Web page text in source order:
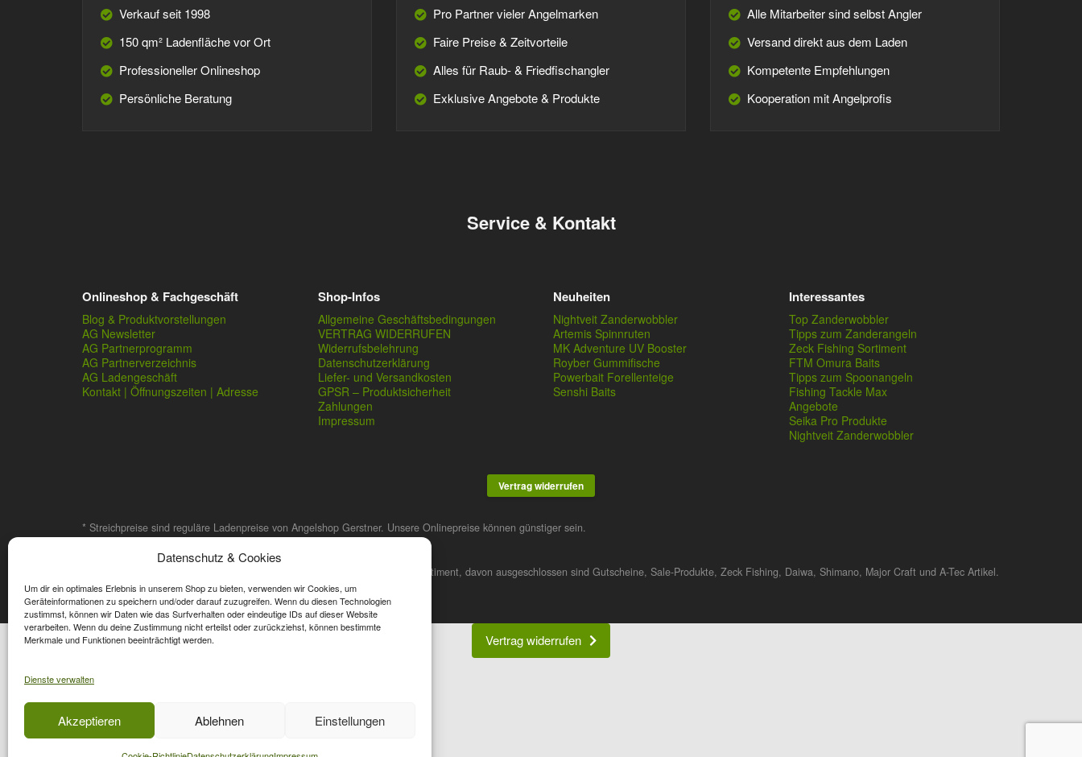
Datenschutz & Cookies
Um dir ein optimales Erlebnis in unserem Shop zu bieten, verwenden wir Cookies, um
Geräteinformationen zu speichern und/oder darauf zuzugreifen. Wenn du diesen Technologien
zustimmst, können wir Daten wie das Surfverhalten oder eindeutige IDs auf dieser Website
verarbeiten. Wenn du deine Zustimmung nicht erteilst oder zurückziehst, können bestimmte
Merkmale und Funktionen beeinträchtigt werden.
Dienste verwalten
Akzeptieren Ablehnen Einstellungen
Verkauf seit 1998
150 qm² Ladenfläche vor Ort
Professioneller Onlineshop
Persönliche Beratung
Pro Partner vieler Angelmarken
Faire Preise & Zeitvorteile
Alles für Raub- & Friedfischangler
Exklusive Angebote & Produkte
Alle Mitarbeiter sind selbst Angler
Versand direkt aus dem Laden
Kompetente Empfehlungen
Kooperation mit Angelprofis
Service & Kontakt
Onlineshop & Fachgeschäft
Blog & Produktvorstellungen
AG Newsletter
AG Partnerprogramm
AG Partnerverzeichnis
AG Ladengeschäft
Kontakt | Öffnungszeiten | Adresse
Shop-Infos
Allgemeine Geschäftsbedingungen
VERTRAG WIDERRUFEN
Widerrufsbelehrung
Datenschutzerklärung
Liefer- und Versandkosten
GPSR – Produktsicherheit
Zahlungen
Impressum
Neuheiten
Nightveit Zanderwobbler
Artemis Spinnruten
MK Adventure UV Booster
Royber Gummifische
Powerbait Forellenteige
Senshi Baits
Interessantes
Top Zanderwobbler
Tipps zum Zanderangeln
Zeck Fishing Sortiment
FTM Omura Baits
Tipps zum Spoonangeln
Fishing Tackle Max
Angebote
Seika Pro Produkte
Nightveit Zanderwobbler
Vertrag widerrufen
* Streichpreise sind reguläre Ladenpreise von Angelshop Gerstner. Unsere Onlinepreise können günstiger sein.
Affiliate, Partner Rabatt-Codes und Aktionscodes gelten für das gesamte Sortiment, davon ausgeschlossen sind Gutscheine, Sale-Produkte, Zeck Fishing, Daiwa, Shimano, Major Craft und A-Tec Artikel.
Wert-Gutschein-Codes gelten für das gesamte Sortiment.
Vertrag widerrufen